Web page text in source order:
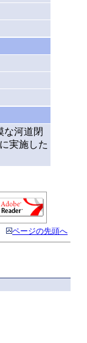
な河道閉
実施した
ページの先頭へ